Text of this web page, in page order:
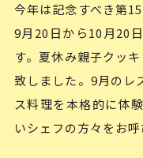
今年は記念すべき第
9月20日から10月20
す。夏休み親子クッ
致しました。9月のレ
ス料理を本格的に体
いシェフの方々をお呼